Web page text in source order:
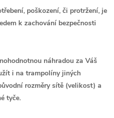
poškození, či protržení, je
k zachování bezpečnosti
náhradou za Váš
i na trampolíny jiných
rozměry sítě (velikost) a
tyče.